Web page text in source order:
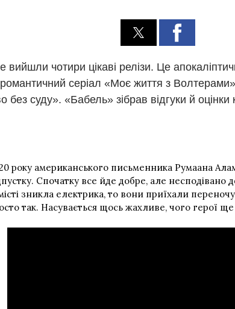
чотири цікаві релізи. Це
серіал «Моє життя з
суду». «Бабель» зібрав відгуки й оцінки
року американського письменника Румаана
Спочатку все йде добре, але
зникла електрика, то вони приїхали
так. Насувається щось жахливе, чого герої